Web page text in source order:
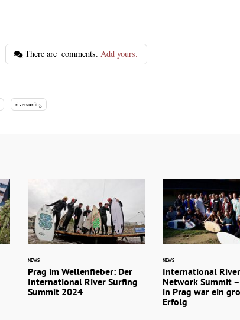
There are comments.Add yours.
riversurfing
NEWS
Prag im Wellenfieber: Der
International River Surfing
Summit 2024
NEWS
International
Network Summit
in Prag war ein
Erfolg